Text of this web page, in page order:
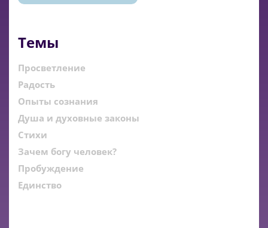
Темы
Просветление
Радость
Опыты сознания
Душа и духовные законы
Стихи
Зачем богу человек?
Пробуждение
Единство